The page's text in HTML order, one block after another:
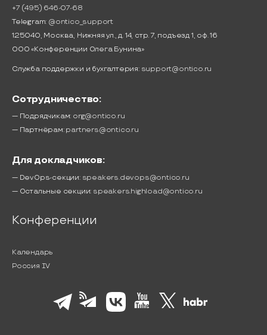
+7 (495) 646-07-68
Telegram: @ontico_support
125040, Москва, Нижняя ул., д. 14, стр. 7, подъезд 1, оф. 16
ООО «Конференции Олега Бунина»
Служба поддержки и бухгалтерия: support@ontico.ru
Сотрудничество:
— Подрядчикам: org@ontico.ru
— Партнёрам: partners@ontico.ru
Для докладчиков:
— DevOps-секции: speakers.devops@ontico.ru
— Остальные секции: speakers.highload@ontico.ru
Конференции
Календарь
Россия IV